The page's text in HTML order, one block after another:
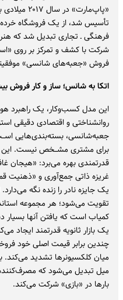
تأسیس شد، از یک فروشگاه
فرهنگی ـ تجاری تبدیل شد که
شرکت با کشف و تمرکز بر روی
فروش «جعبه‌های شانسی»
اتکا به شانس؛ ساز و کار فروش
این مدل کسب‌وکار، یک راهبرد
روانشناختی و اقتصادی دقیقی
جعبه‌شانسی، بسته‌بندی‌هایی
برای مشتری مشــخص نیست. این
قدرتمندی بهره می‌برد: «هیجان
غریزه ذاتی جمع‌آوری و «ذهنیت
یک جایزه نادر را زنده نگه
تقویت می‌شود؛ هر مجموعه
کمیاب است که یافتن آنها بسیار
یک بازار ثانویه قدرتمند ایجاد
چندین برابر قیمت اصلی خود
میان کلکسیونرها تشدید
میل تبدیل می‌شود که مصرف‌کننده
بارها در «بازی» شرکت می‌کند.